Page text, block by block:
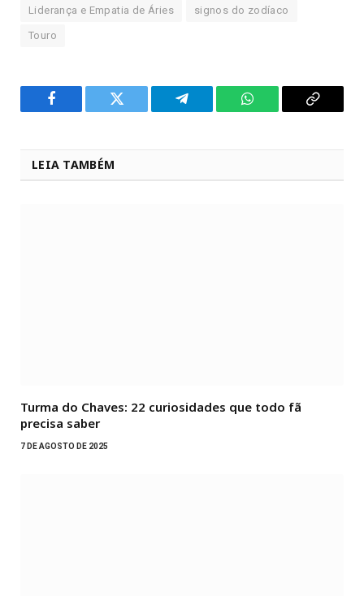
Liderança e Empatia de Áries signos do zodíaco
Touro
Facebook Twitter Telegram WhatsAppCopy
LEIA TAMBÉM
Turma do Chaves: 22 curiosidades que todo fã
precisa saber
7 DE AGOSTO DE 2025